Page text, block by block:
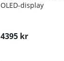
OLED-display
4395 kr